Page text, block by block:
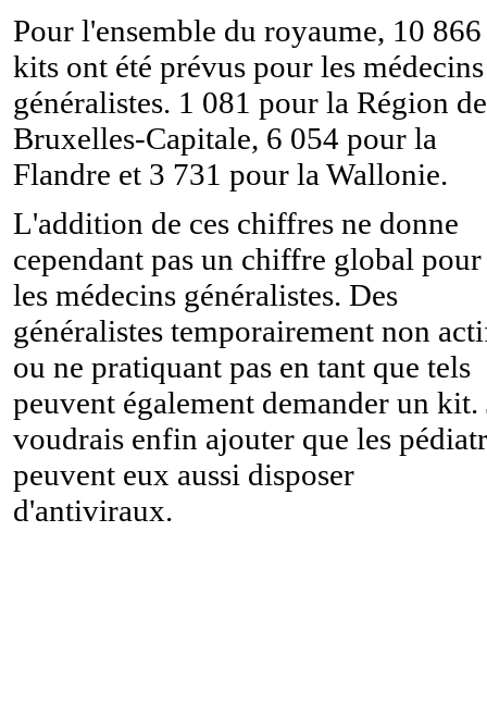
Pour l'ensemble du royaume, 10 866
kits ont été prévus pour les médecins
généralistes. 1 081 pour la Région de
Bruxelles-Capitale, 6 054 pour la
Flandre et 3 731 pour la Wallonie.
L'addition de ces chiffres ne donne
cependant pas un chiffre global pour
les médecins généralistes. Des
généralistes temporairement non
ou ne pratiquant pas en tant que tels
peuvent également demander un kit.
voudrais enfin ajouter que les
peuvent eux aussi disposer
d'antiviraux.